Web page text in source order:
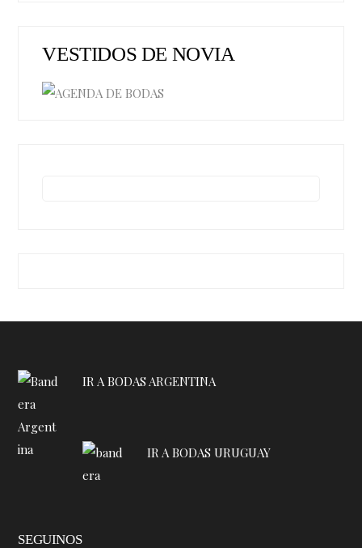
VESTIDOS DE NOVIA
IR A BODAS ARGENTINA
IR A BODAS URUGUAY
SEGUINOS